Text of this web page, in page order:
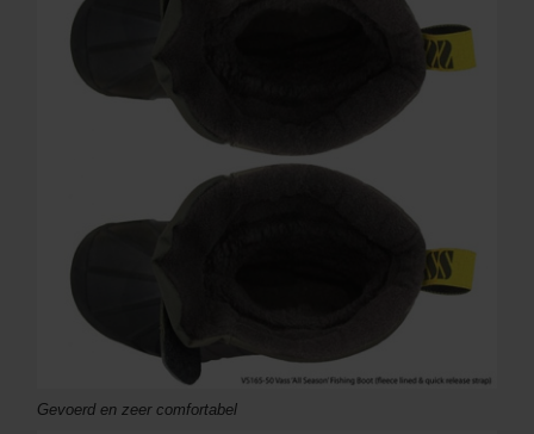
Gevoerd en zeer comfortabel